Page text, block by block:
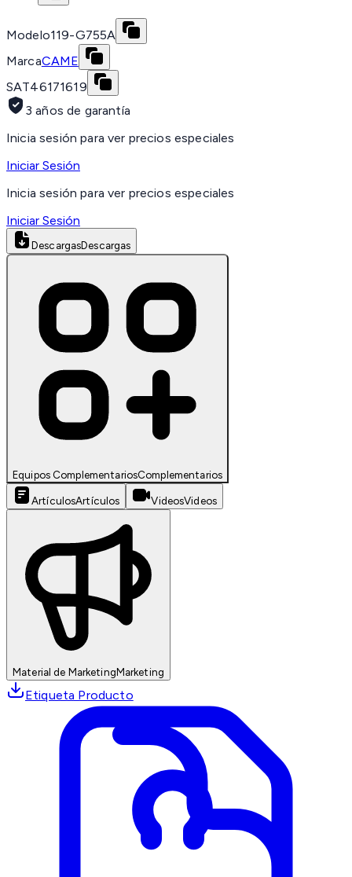
Modelo119-G755A
MarcaCAME
SAT46171619
3 años de garantía
Inicia sesión para ver precios especiales
Iniciar Sesión
Inicia sesión para ver precios especiales
Iniciar Sesión
DescargasDescargas
Equipos ComplementariosComplementarios
ArtículosArtículos VideosVideos
Material de MarketingMarketing
Etiqueta Producto